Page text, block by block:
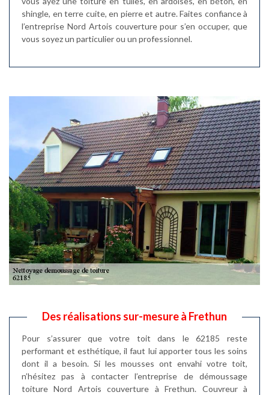
shingle, en terre cuite, en pierre et autre. Faites confiance à
l’entreprise Nord Artois couverture pour s’en occuper, que
vous soyez un particulier ou un professionnel.
Des réalisations sur-mesure à Frethun
Pour s’assurer que votre toit dans le 62185 reste
performant et esthétique, il faut lui apporter tous les soins
dont il a besoin. Si les mousses ont envahi votre toit,
n’hésitez pas à contacter l’entreprise de démoussage
toiture Nord Artois couverture à Frethun. Couvreur à